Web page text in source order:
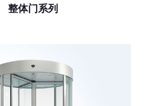
整体门系列